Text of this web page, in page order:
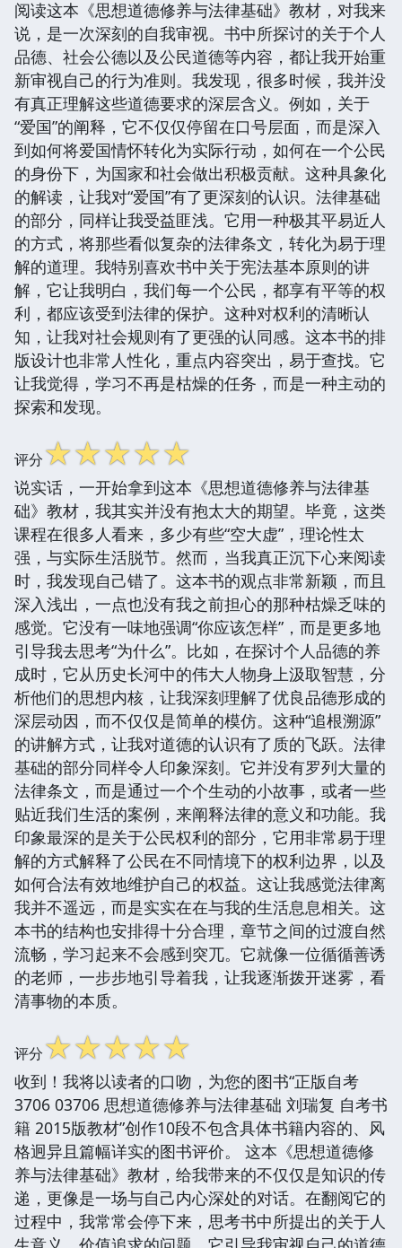
阅读这本《思想道德修养与法律基础》教材，对我来
说，是一次深刻的自我审视。书中所探讨的关于个人
品德、社会公德以及公民道德等内容，都让我开始重
新审视自己的行为准则。我发现，很多时候，我并没
有真正理解这些道德要求的深层含义。例如，关于
“爱国”的阐释，它不仅仅停留在口号层面，而是深入
到如何将爱国情怀转化为实际行动，如何在一个公民
的身份下，为国家和社会做出积极贡献。这种具象化
的解读，让我对“爱国”有了更深刻的认识。法律基础
的部分，同样让我受益匪浅。它用一种极其平易近人
的方式，将那些看似复杂的法律条文，转化为易于理
解的道理。我特别喜欢书中关于宪法基本原则的讲
解，它让我明白，我们每一个公民，都享有平等的权
利，都应该受到法律的保护。这种对权利的清晰认
知，让我对社会规则有了更强的认同感。这本书的排
版设计也非常人性化，重点内容突出，易于查找。它
让我觉得，学习不再是枯燥的任务，而是一种主动的
探索和发现。
评分☆☆☆☆☆
说实话，一开始拿到这本《思想道德修养与法律基
础》教材，我其实并没有抱太大的期望。毕竟，这类
课程在很多人看来，多少有些“空大虚”，理论性太
强，与实际生活脱节。然而，当我真正沉下心来阅读
时，我发现自己错了。这本书的观点非常新颖，而且
深入浅出，一点也没有我之前担心的那种枯燥乏味的
感觉。它没有一味地强调“你应该怎样”，而是更多地
引导我去思考“为什么”。比如，在探讨个人品德的养
成时，它从历史长河中的伟大人物身上汲取智慧，分
析他们的思想内核，让我深刻理解了优良品德形成的
深层动因，而不仅仅是简单的模仿。这种“追根溯源”
的讲解方式，让我对道德的认识有了质的飞跃。法律
基础的部分同样令人印象深刻。它并没有罗列大量的
法律条文，而是通过一个个生动的小故事，或者一些
贴近我们生活的案例，来阐释法律的意义和功能。我
印象最深的是关于公民权利的部分，它用非常易于理
解的方式解释了公民在不同情境下的权利边界，以及
如何合法有效地维护自己的权益。这让我感觉法律离
我并不遥远，而是实实在在与我的生活息息相关。这
本书的结构也安排得十分合理，章节之间的过渡自然
流畅，学习起来不会感到突兀。它就像一位循循善诱
的老师，一步步地引导着我，让我逐渐拨开迷雾，看
清事物的本质。
评分☆☆☆☆☆
收到！我将以读者的口吻，为您的图书“正版自考
3706 03706 思想道德修养与法律基础 刘瑞复 自考书
籍 2015版教材”创作10段不包含具体书籍内容的、风
格迥异且篇幅详实的图书评价。 这本《思想道德修
养与法律基础》教材，给我带来的不仅仅是知识的传
递，更像是一场与自己内心深处的对话。在翻阅它的
过程中，我常常会停下来，思考书中所提出的关于人